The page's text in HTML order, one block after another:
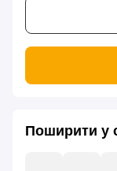
Поширити у